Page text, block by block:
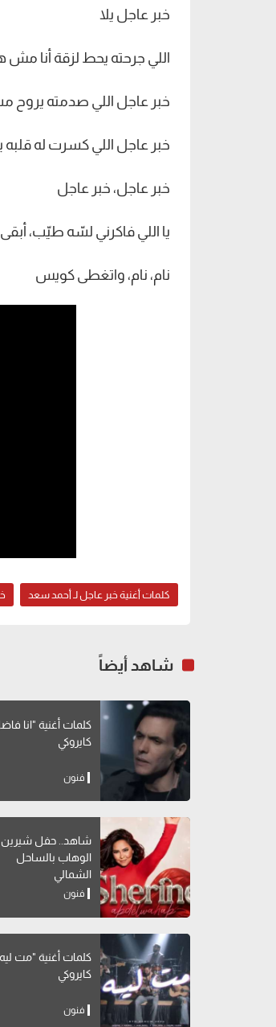
خبر عاجل يلا
اللي جرحته يحط لزقة أنا مش
خبر عاجل اللي صدمته يروح
خبر عاجل اللي كسرت
خبر عاجل، خبر عاجل
يا اللي فاكرني لسّه طيّب،
نام، نام، واتغطى كويس
كلمات أغنية خبر عاجل لـ أحمد سعد
شاهد أيضاً
كلمات أغنية "انا
كايروكي
فنون
شاهد.. حفل شيرين
الوهاب بالساحل
الشمالي
فنون
كلمات أغنية "مت ليه"
كايروكي
فنون